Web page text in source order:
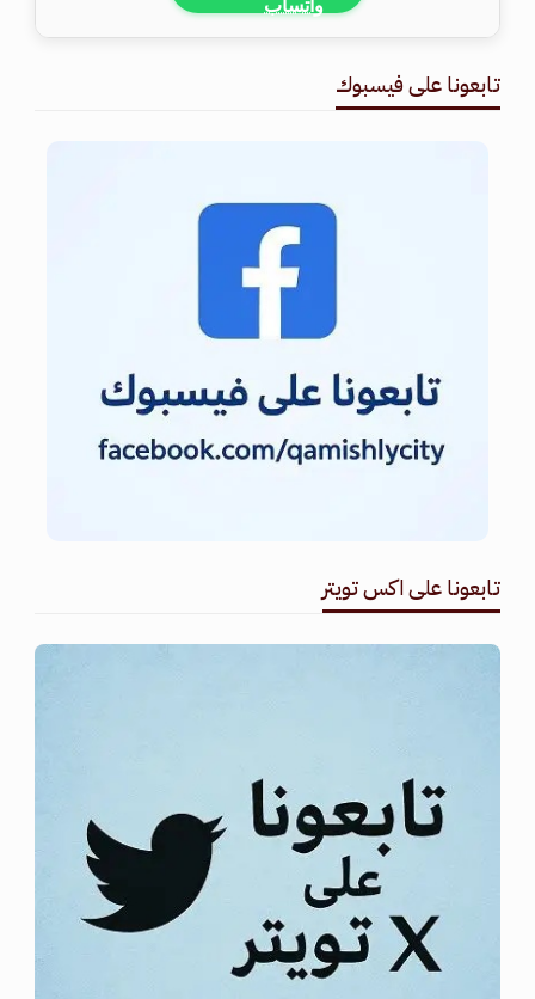
تابعونا على فيسبوك
تابعونا على اكس تويتر